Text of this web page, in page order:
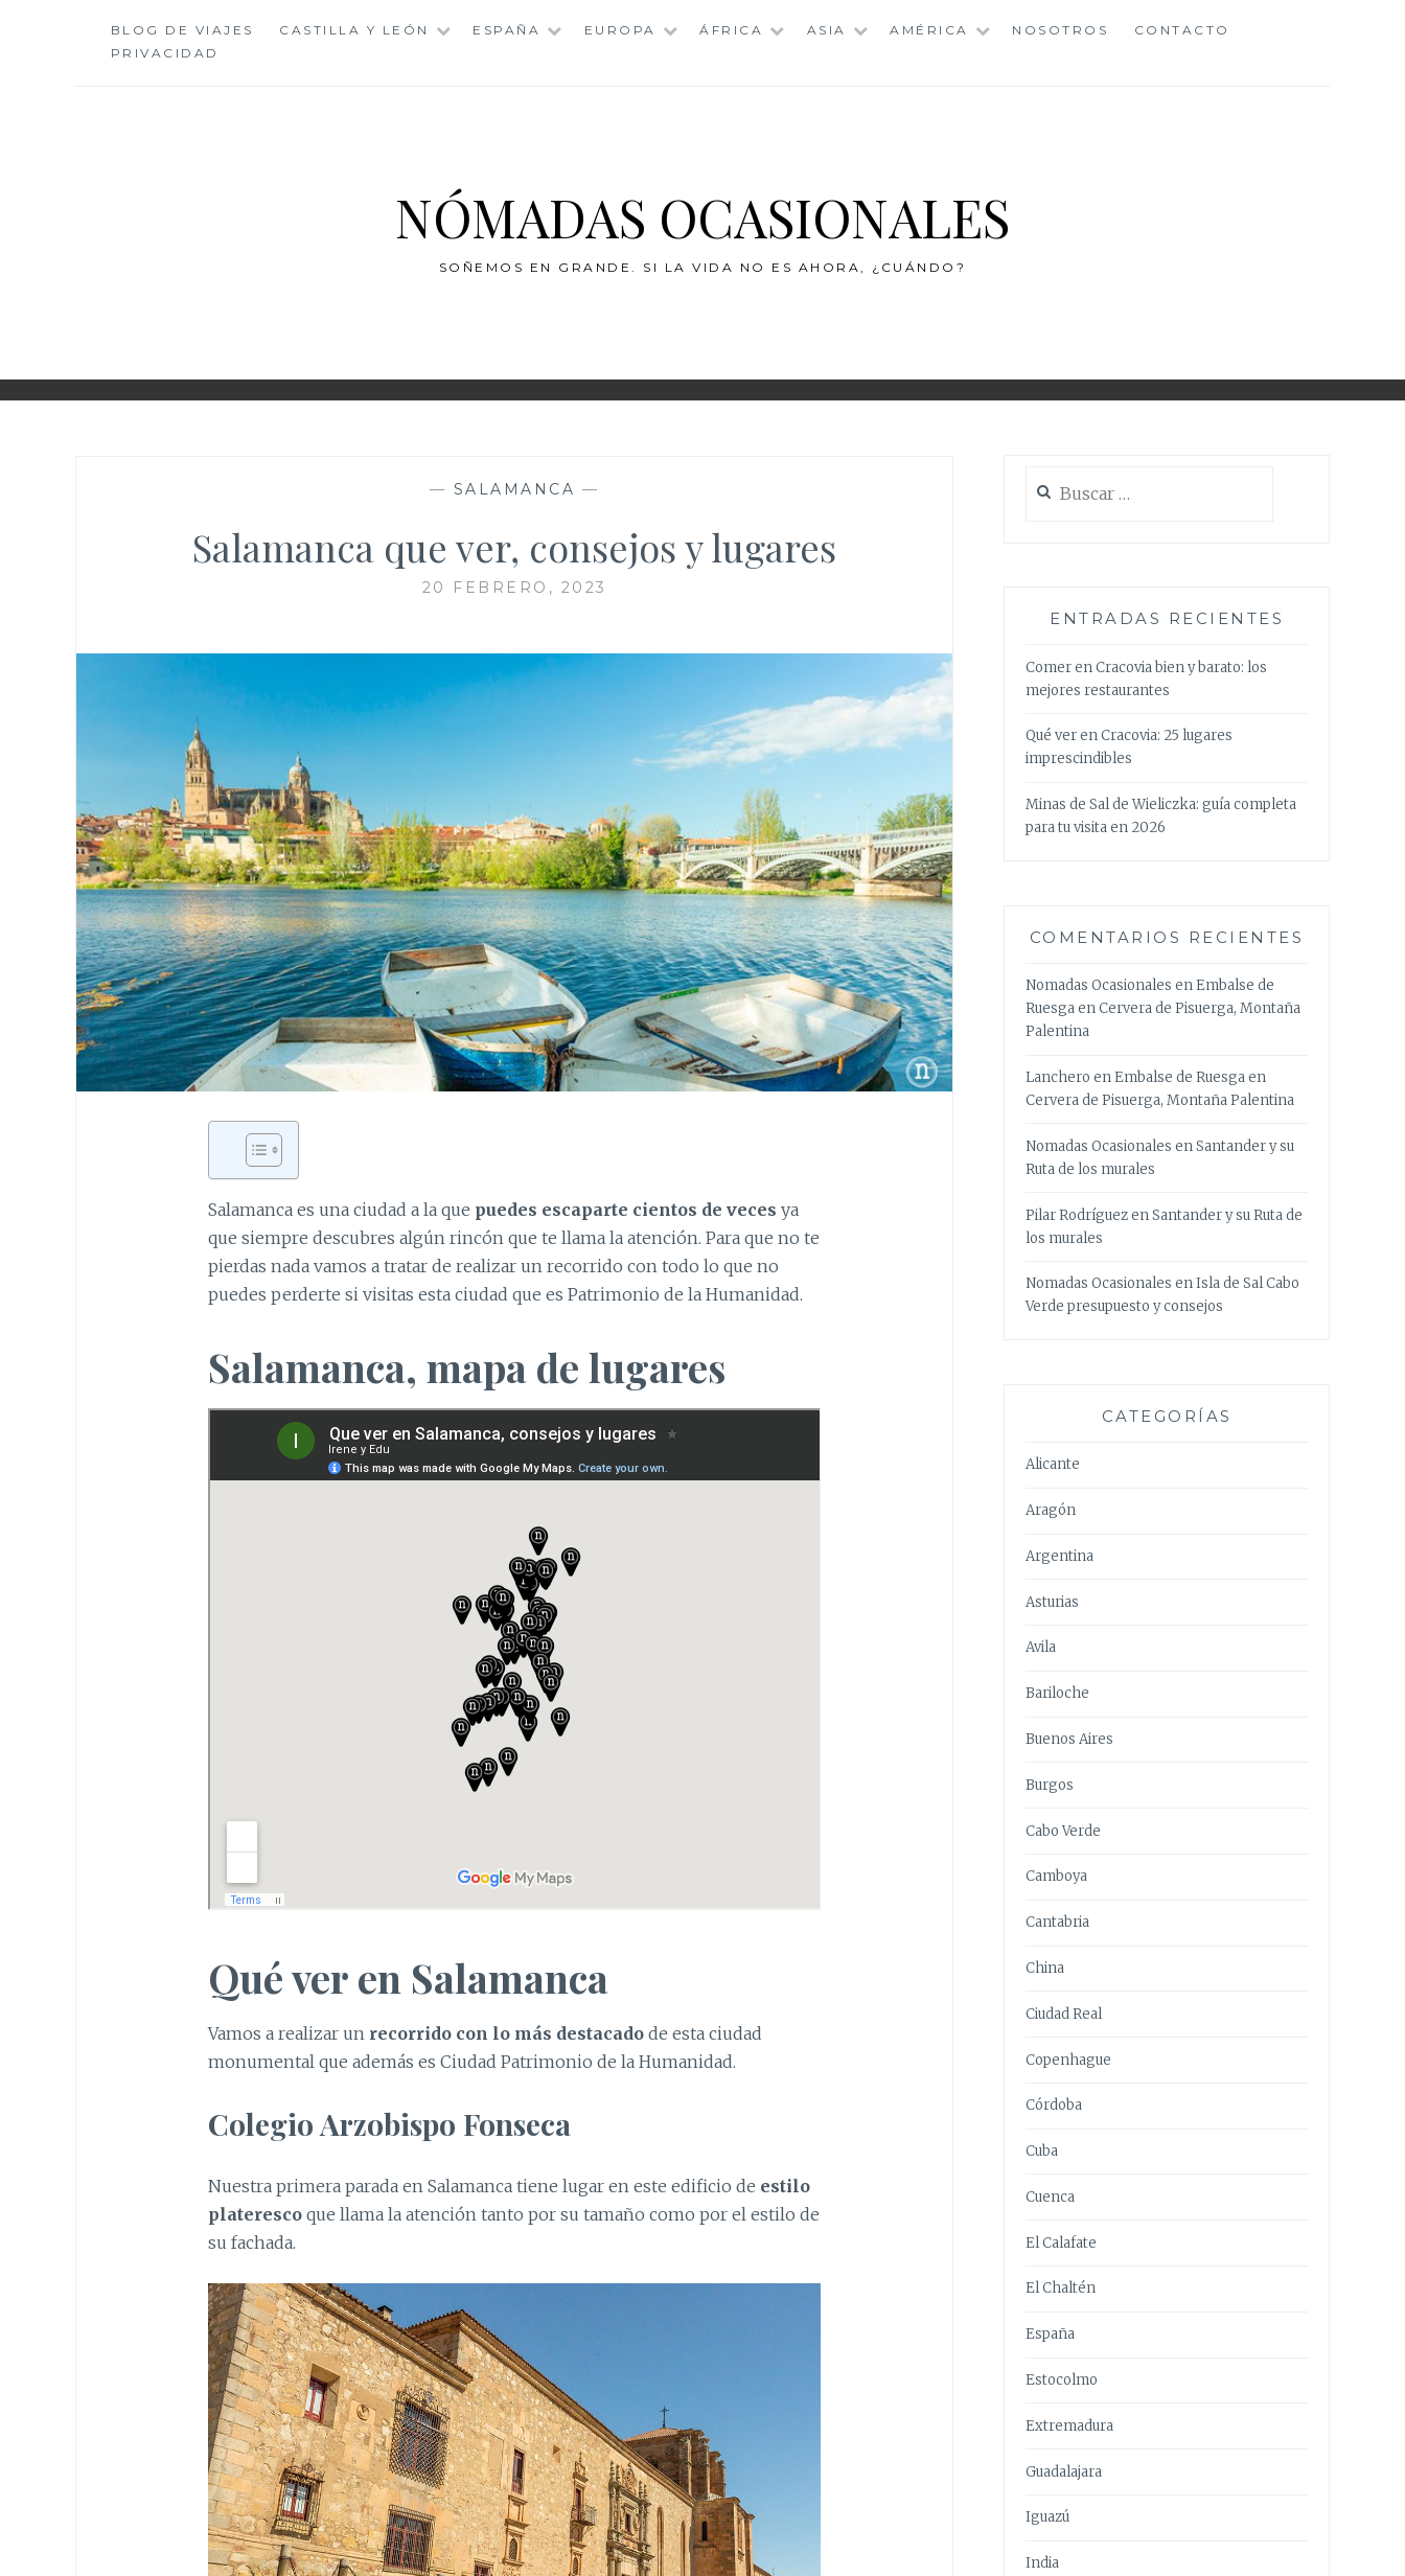
BLOG DE VIAJES CASTILLA Y LEÓN ESPAÑA EUROPA ÁFRICA ASIA AMÉRICA NOSOTROS
CONTACTO
PRIVACIDAD
NÓMADAS OCASIONALES
SOÑEMOS EN GRANDE. SI LA VIDA NO ES AHORA, ¿CUÁNDO?
— SALAMANCA —
Salamanca que ver, consejos y lugares
20 FEBRERO, 2023
Salamanca es una ciudad a la que puedes escaparte cientos de veces ya
que siempre descubres algún rincón que te llama la atención. Para que no te
pierdas nada vamos a tratar de realizar un recorrido con todo lo que no
puedes perderte si visitas esta ciudad que es Patrimonio de la Humanidad.
Salamanca, mapa de lugares
Qué ver en Salamanca
Vamos a realizar un recorrido con lo más destacadode esta ciudad
monumental que además es Ciudad Patrimonio de la Humanidad.
Colegio Arzobispo Fonseca
Nuestra primera parada en Salamanca tiene lugar en este edificio de estilo
platerescoque llama la atención tanto por su tamaño como por el estilo de
su fachada.
ENTRADAS RECIENTES
Comer en Cracovia bien y barato: los
mejores restaurantes
Qué ver en Cracovia: 25 lugares
imprescindibles
Minas de Sal de Wieliczka: guía completa
para tu visita en 2026
COMENTARIOS RECIENTES
Nomadas Ocasionales enEmbalse de
Ruesga en Cervera de Pisuerga, Montaña
Palentina
Lanchero enEmbalse de Ruesga en
Cervera de Pisuerga, Montaña Palentina
Nomadas Ocasionales enSantander y su
Ruta de los murales
Pilar RodríguezenSantander y su Ruta de
los murales
Nomadas Ocasionales enIsla de Sal Cabo
Verde presupuesto y consejos
CATEGORÍAS
Alicante
Aragón
Argentina
Asturias
Avila
Bariloche
Buenos Aires
Burgos
Cabo Verde
Camboya
Cantabria
China
Ciudad Real
Copenhague
Córdoba
Cuba
Cuenca
El Calafate
El Chaltén
España
Estocolmo
Extremadura
Guadalajara
Iguazú
India